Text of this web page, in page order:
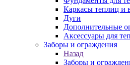
Каркасы теплиц и
Дуги
Дополнительные
Аксессуары для
Заборы и ограждения
Назад
Заборы и